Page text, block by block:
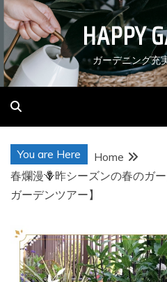
Skip
to
content
HAPPY
ガーデニング充
You are Here
Home
春爛漫🪻昨シーズンの春のガ
ガーデンツアー】